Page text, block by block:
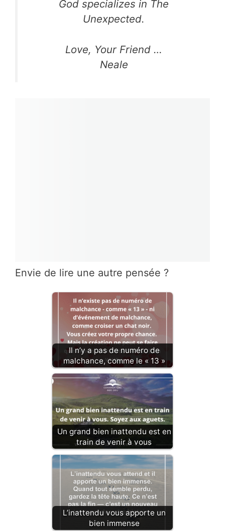
God specializes in The
Unexpected.
Love, Your Friend …
Neale
Envie de lire une autre pensée ?
Il n’y a pas de numéro de
malchance, comme le « 13 »
Un grand bien inattendu est en
train de venir à vous
L’inattendu vous apporte un
bien immense